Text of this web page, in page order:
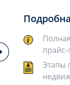
прайс-
Этапы